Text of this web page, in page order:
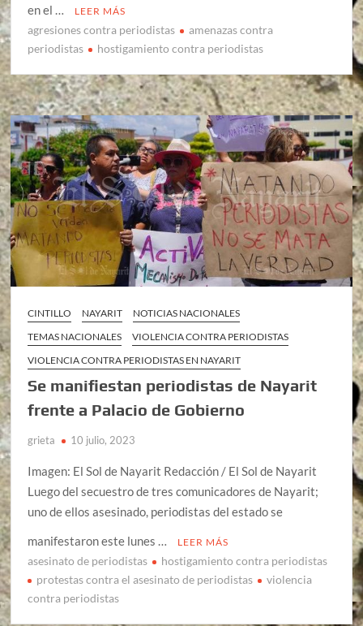
en el …
LEER MÁS
agresiones contra periodistas
amenazas contra
periodistas
hostigamiento contra periodistas
CINTILLO NAYARIT
NOTICIAS NACIONALES
TEMAS NACIONALES
VIOLENCIA CONTRA PERIODISTAS
VIOLENCIA CONTRA PERIODISTAS EN NAYARIT
Se manifiestan periodistas de Nayarit
frente a Palacio de Gobierno
grieta 10 julio, 2023
Imagen: El Sol de Nayarit Redacción / El Sol de Nayarit
Luego del secuestro de tres comunicadores de Nayarit;
uno de ellos asesinado, periodistas del estado se
manifestaron este lunes …
LEER MÁS
asesinato de periodistas
hostigamiento contra periodistas
protestas contra el asesinato de periodistas
violencia
contra periodistas